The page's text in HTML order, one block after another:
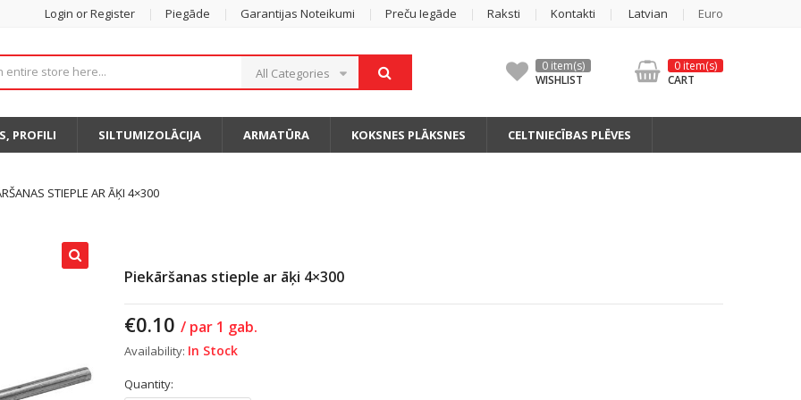
Login or Register Piegāde Garantijas Noteikumi Preču Iegāde Raksti Kontakti Latvian Euro
All Categories
0 item(s)
WISHLIST
0 item(s)
CART
PROFILI SILTUMIZOLĀCIJA ARMATŪRA KOKSNES PLĀKSNES CELTNIECĪBAS PLĒVES
STIEPLE AR ĀĶI 4×300
Piekāršanas stieple ar āķi 4×300
€0.10 / par 1 gab.
Availability: In Stock
Quantity: